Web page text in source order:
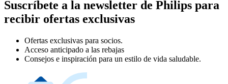
Suscríbete a la newsletter de Philips para
recibir ofertas exclusivas
Ofertas exclusivas para socios.
Acceso anticipado a las rebajas
Consejos e inspiración para un estilo de vida saludable.